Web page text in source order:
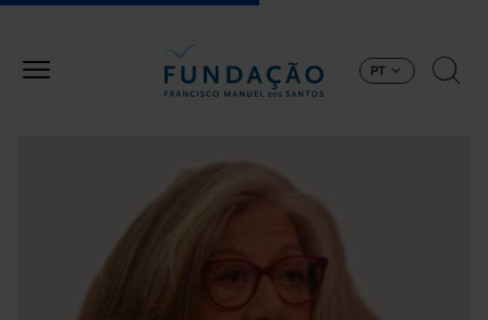
PT